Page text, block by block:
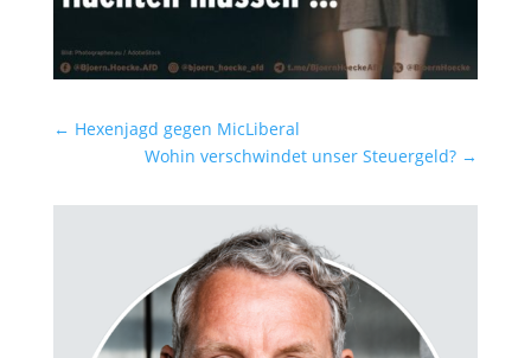
← Hexenjagd gegen MicLiberal
Wohin verschwindet unser Steuergeld? →